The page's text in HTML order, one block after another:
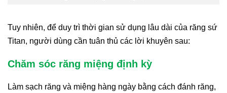
Tuy nhiên, để duy trì thời gian sử dụng lâu dài của răng sứ
Titan, người dùng cần tuân thủ các lời khuyên sau:
Chăm sóc răng miệng định kỳ
Làm sạch răng và miệng hàng ngày bằng cách đánh răng,